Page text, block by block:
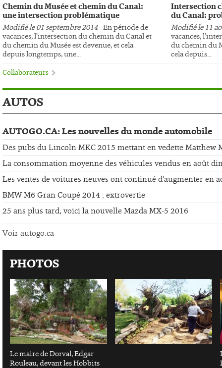
Chemin du Musée et chemin du Canal:
une intersection problématique
Modifié le 01 septembre 2014- En période de
vacances, l’intersection du chemin du Canal et
du chemin du Musée est devenue, et cela
depuis longtemps, une...
Intersection
du Canal:
Modifié le 11
vacances,
du chemin du
cela depuis...
Collaborateurs
AUTOS
AUTOGO.CA: Les nouvelles du monde automobile
Des pubs du Lincoln MKC 2015 mettant en vedette Matthew
La consommation moyenne des véhicules vendus en août
Les ventes de voitures neuves ont continué d’augmenter en
BMW M6 Gran Coupé 2014 : extrovertie
25 ans plus tard, voici la nouvelle Mazda MX-5 2016
Voir autogo.ca
PHOTOS
Le maire de Dorval, Edgar
Rouleau, devant les Hobbits